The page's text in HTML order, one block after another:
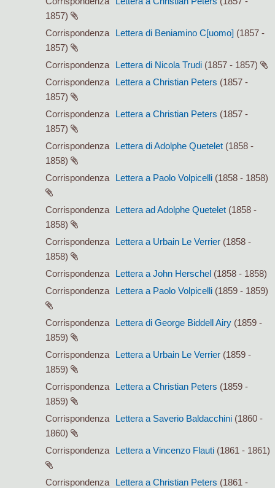
1857)
Corrispondenza
Lettera di Beniamino C[uomo] (1857 -
1857)
Corrispondenza
Lettera di Nicola Trudi (1857 - 1857)
Corrispondenza
Lettera a Christian Peters (1857 -
1857)
Corrispondenza
Lettera a Christian Peters (1857 -
1857)
Corrispondenza
Lettera di Adolphe Quetelet (1858 -
1858)
Corrispondenza
Lettera a Paolo Volpicelli (1858 - 1858)
Corrispondenza Lettera ad Adolphe Quetelet (1858 -
1858)
Corrispondenza
Lettera a Urbain Le Verrier (1858 -
1858)
Corrispondenza
Lettera a John Herschel (1858 - 1858)
Corrispondenza
Lettera a Paolo Volpicelli (1859 - 1859)
Corrispondenza Lettera di George Biddell Airy (1859 -
1859)
Corrispondenza
Lettera a Urbain Le Verrier (1859 -
1859)
Corrispondenza
Lettera a Christian Peters (1859 -
1859)
Corrispondenza
Lettera a Saverio Baldacchini (1860 -
1860)
Corrispondenza
Lettera a Vincenzo Flauti (1861 - 1861)
Corrispondenza Lettera a Christian Peters (1861 -